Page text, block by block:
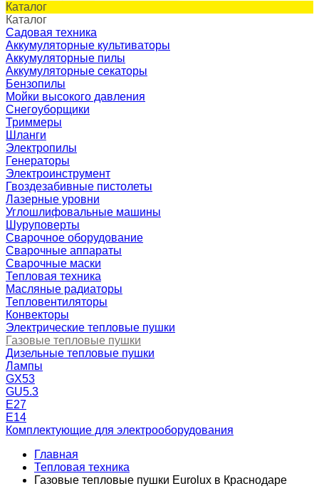
Каталог
Каталог
Садовая техника
Аккумуляторные культиваторы
Аккумуляторные пилы
Аккумуляторные секаторы
Бензопилы
Мойки высокого давления
Снегоуборщики
Триммеры
Шланги
Электропилы
Генераторы
Электроинструмент
Гвоздезабивные пистолеты
Лазерные уровни
Углошлифовальные машины
Шуруповерты
Сварочное оборудование
Сварочные аппараты
Сварочные маски
Тепловая техника
Масляные радиаторы
Тепловентиляторы
Конвекторы
Электрические тепловые пушки
Газовые тепловые пушки
Дизельные тепловые пушки
Лампы
GX53
GU5.3
Е27
Е14
Комплектующие для электрооборудования
Главная
Тепловая техника
Газовые тепловые пушки Eurolux в Краснодаре